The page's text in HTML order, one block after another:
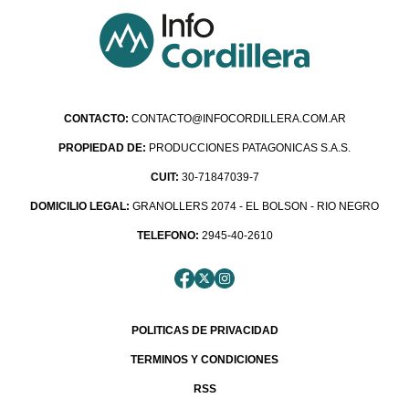
CONTACTO: CONTACTO@INFOCORDILLERA.COM.AR
PROPIEDAD DE: PRODUCCIONES PATAGONICAS S.A.S.
CUIT: 30-71847039-7
DOMICILIO LEGAL: GRANOLLERS 2074 - EL BOLSON - RIO NEGRO
TELEFONO: 2945-40-2610
POLITICAS DE PRIVACIDAD
TERMINOS Y CONDICIONES
RSS